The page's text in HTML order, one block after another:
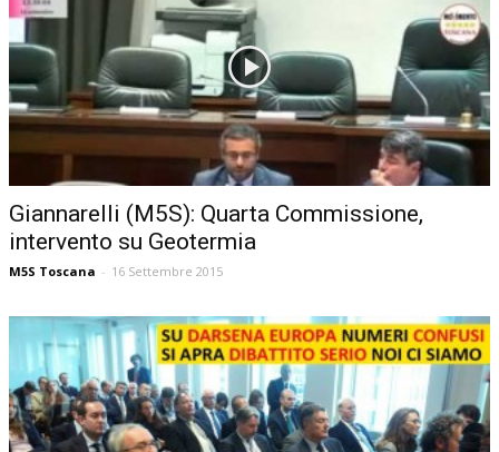
Giannarelli (M5S): Quarta Commissione,
intervento su Geotermia
M5S Toscana - 16 Settembre 2015